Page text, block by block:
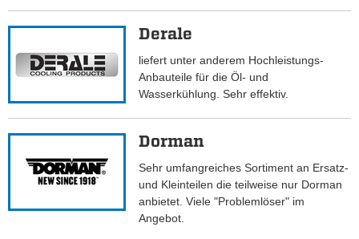
Derale
liefert unter anderem Hochleistungs-
Anbauteile für die Öl- und
Wasserkühlung. Sehr effektiv.
Dorman
Sehr umfangreiches Sortiment an Ersatz-
und Kleinteilen die teilweise nur Dorman
anbietet. Viele "Problemlöser" im
Angebot.